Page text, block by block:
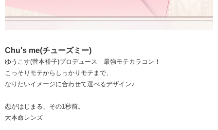
Chu's me(チューズミー)
ゆうこす(菅本裕子)プロデュース 最強モテカラコン！
こっそりモテからしっかりモテまで、
なりたいイメージに合わせて選べるデザイン♪
恋がはじまる、その1秒前。
大本命レンズ